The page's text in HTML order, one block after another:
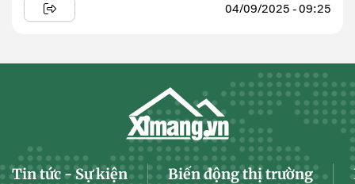
04/09/2025 - 09:25
Tin tức - Sự kiện Biến động thị trường